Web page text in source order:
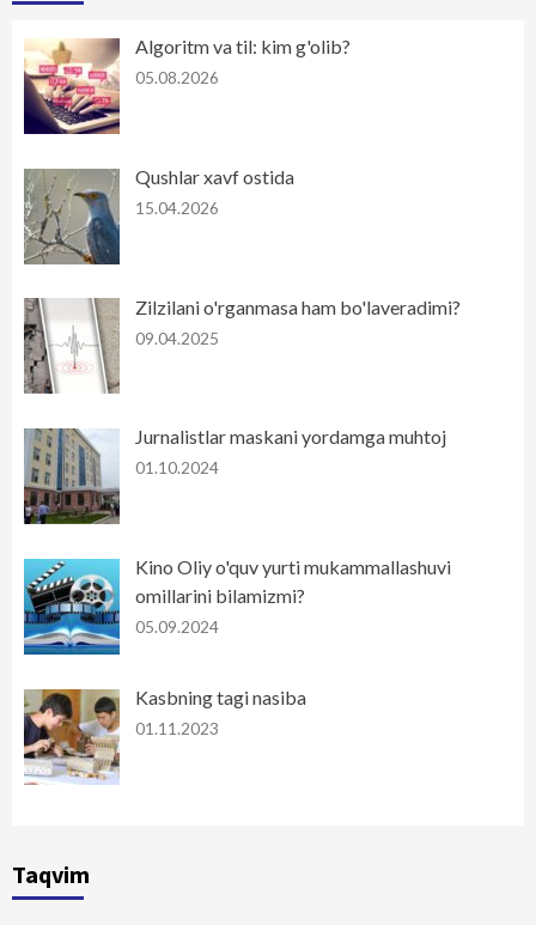
Algoritm va til: kim g'olib?
05.08.2026
Qushlar xavf ostida
15.04.2026
Zilzilani o'rganmasa ham bo'laveradimi?
09.04.2025
Jurnalistlar maskani yordamga muhtoj
01.10.2024
Kino Oliy o'quv yurti mukammallashuvi
omillarini bilamizmi?
05.09.2024
Kasbning tagi nasiba
01.11.2023
Taqvim